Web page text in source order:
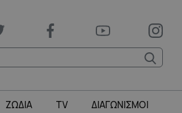
ΖΩΔΙΑ TV ΔΙΑΓΩΝΙΣΜΟΙ